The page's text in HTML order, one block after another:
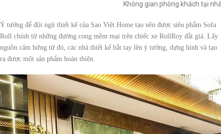
Không gian phòng khách tại
Ý tưởng để đội ngũ thiết kế của Sao Việt Home tạo nên được siêu phẩm Sofa
Roll chính từ những đường cong mềm mại trên chiếc xe RollRoy đắt giá. Lấy
nguồn cảm hứng từ đó, các nhà thiết kế bắt tay lên ý tưởng, dựng hình và tạo
ra được một sản phẩm hoàn thiện.